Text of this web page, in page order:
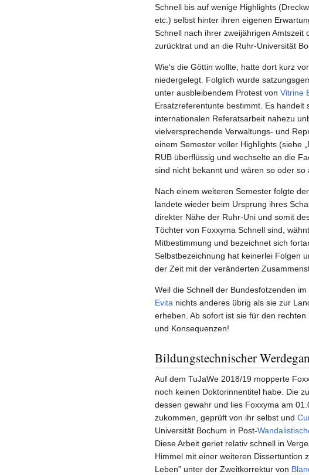
Schnell bis auf wenige Highlights
etc.) selbst hinter ihren eigenen
Schnell nach ihrer zweijährigen
zurücktrat und an die Ruhr-Universität
Wie‘s die Göttin wollte, hatte dort kurz
niedergelegt. Folglich wurde
unter ausbleibendem Protest von Vitrine
Ersatzreferentunte bestimmt. Es
internationalen Referatsarbeit nahezu
vielversprechende Verwaltungs- und
einem Semester voller Highlights (siehe
RUB überflüssig und wechselte an die
sind nicht bekannt und wären so oder so
Nach einem weiteren Semester folgte
landete wieder beim Ursprung ihres
direkter Nähe der Ruhr-Uni und somit
Töchter von Foxxyma Schnell sind,
Mitbestimmung und bezeichnet sich
Selbstbezeichnung hat keinerlei Folgen
der Zeit mit der veränderten
Weil die Schnell der Bundesfotzenden
Evita nichts anderes übrig als sie zur
erheben. Ab sofort ist sie für den
und Konsequenzen!
Bildungstechnischer
Auf dem TuJaWe 2018/19 mopperte
noch keinen Doktorinnentitel habe. Die
dessen gewahr und lies Foxxyma am
zukommen, geprüft von ihr selbst und
Universität Bochum in Post-
Diese Arbeit geriet relativ schnell in
Himmel mit einer weiteren Dissertuntion
Leben" unter der Zweitkorrektur von